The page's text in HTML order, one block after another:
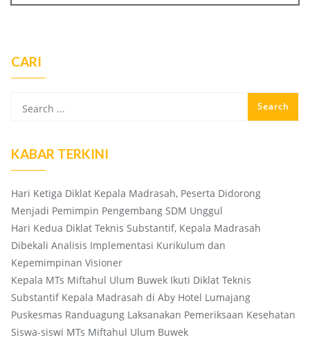
CARI
KABAR TERKINI
Hari Ketiga Diklat Kepala Madrasah, Peserta Didorong
Menjadi Pemimpin Pengembang SDM Unggul
Hari Kedua Diklat Teknis Substantif, Kepala Madrasah
Dibekali Analisis Implementasi Kurikulum dan
Kepemimpinan Visioner
Kepala MTs Miftahul Ulum Buwek Ikuti Diklat Teknis
Substantif Kepala Madrasah di Aby Hotel Lumajang
Puskesmas Randuagung Laksanakan Pemeriksaan Kesehatan
Siswa-siswi MTs Miftahul Ulum Buwek